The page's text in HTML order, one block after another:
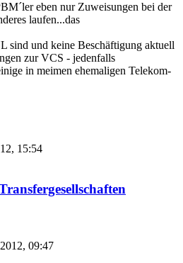
eben nur Zuweisungen bei der
laufen...das
sind und keine Beschäftigung aktuell
zur VCS - jedenfalls
in meimen ehemaligen Telekom-
15:54
09:47